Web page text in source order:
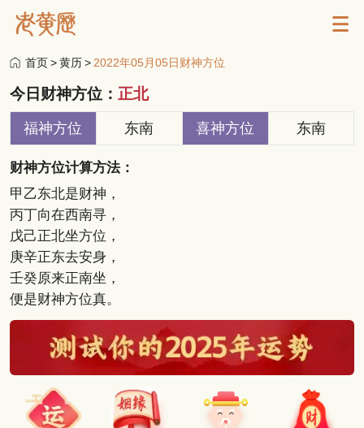
首页>黄历> 2022年05月05日财神方位
今日财神方位： 正北
福神方位 东南 喜神方位 东南
财神方位计算方法：
甲乙东北是财神，
丙丁向在西南寻，
戊己正北坐方位，
庚辛正东去安身，
壬癸原来正南坐，
便是财神方位真。